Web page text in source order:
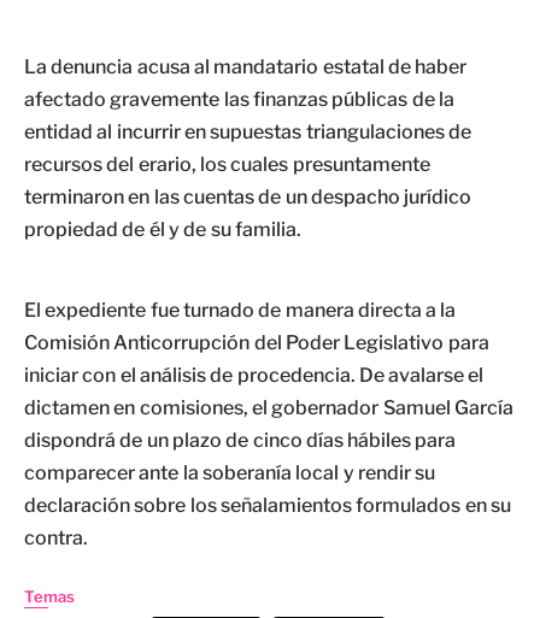
La denuncia acusa al mandatario estatal de haber
afectado gravemente las finanzas públicas de la
entidad al incurrir en supuestas triangulaciones de
recursos del erario, los cuales presuntamente
terminaron en las cuentas de un despacho jurídico
propiedad de él y de su familia.
El expediente fue turnado de manera directa a la
Comisión Anticorrupción del Poder Legislativo para
iniciar con el análisis de procedencia. De avalarse el
dictamen en comisiones, el gobernador Samuel García
dispondrá de un plazo de cinco días hábiles para
comparecer ante la soberanía local y rendir su
declaración sobre los señalamientos formulados en su
contra.
Temas